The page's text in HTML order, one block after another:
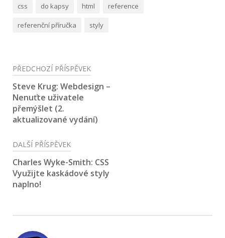
css do kapsy html reference
referenční příručka styly
Navigace
pro
příspěvek
PŘEDCHOZÍ PŘÍSPĚVEK
Steve Krug: Webdesign –
Nenuťte uživatele
přemýšlet (2.
aktualizované vydání)
DALŠÍ PŘÍSPĚVEK
Charles Wyke-Smith: CSS
Využijte kaskádové styly
naplno!